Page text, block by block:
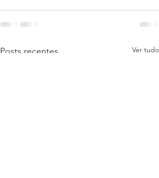
Posts recentes Ver tudo